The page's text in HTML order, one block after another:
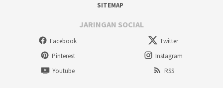
SITEMAP
JARINGAN SOCIAL
Facebook
Twitter
Pinterest
Instagram
Youtube
RSS